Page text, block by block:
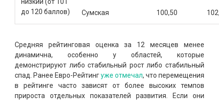
до 120 баллов)
Сумская 100,50
Средняя рейтинговая оценка за 12 месяцев менее
динамична, особенно у областей, которые
демонстрируют либо стабильный рост либо стабильный
спад. Ранее Евро-Рейтингуже отмечал, что перемещения
в рейтинге часто зависят от более высоких темпов
прироста отдельных показателей развития. Если они